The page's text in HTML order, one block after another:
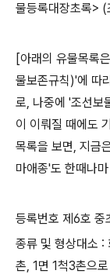
물등록대장초록> (
[아래의 유물목록은
물보존규칙)'에 따
로, 나중에 '조선보
이 이뤄질 때에도
목록을 보면, 지금
마애종'도 한때나
등록번호 제 6호 중
종류 및 형상대소 :
촌, 1면 1척3촌으로